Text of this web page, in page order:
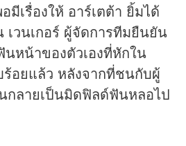
มีเรื่องให้ อาร์เตต้า ยิ้มได้
เวนเกอร์ ผู้จัดการทีมยืนยัน
นหน้าของตัวเองที่หักใน
ร้อยแล้ว หลังจากที่ชนกับผู้
กลายเป็นมิดฟิลด์ฟันหลอไป